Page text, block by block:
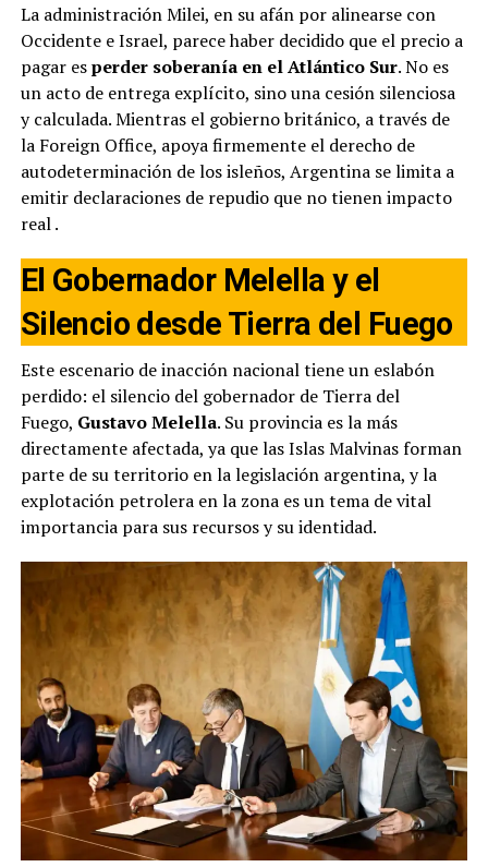
La administración Milei, en su afán por alinearse con
Occidente e Israel, parece haber decidido que el precio a
pagar esperder soberanía en el Atlántico Sur. No es
un acto de entrega explícito, sino una cesión silenciosa
y calculada. Mientras el gobierno británico, a través de
la Foreign Office, apoya firmemente el derecho de
autodeterminación de los isleños, Argentina se limita a
emitir declaraciones de repudio que no tienen impacto
real.
El Gobernador Melella y el
Silencio desde Tierra del Fuego
Este escenario de inacción nacional tiene un eslabón
perdido: el silencio del gobernador de Tierra del
Fuego, Gustavo Melella. Su provincia es la más
directamente afectada, ya que las Islas Malvinas forman
parte de su territorio en la legislación argentina, y la
explotación petrolera en la zona es un tema de vital
importancia para sus recursos y su identidad.